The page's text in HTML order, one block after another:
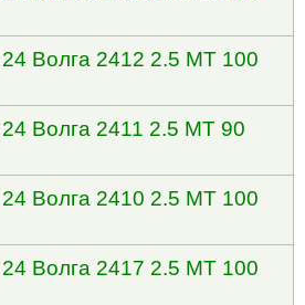
Волга 2412 2.5 MT 100
Волга 2411 2.5 MT 90
Волга 2410 2.5 MT 100
Волга 2417 2.5 MT 100